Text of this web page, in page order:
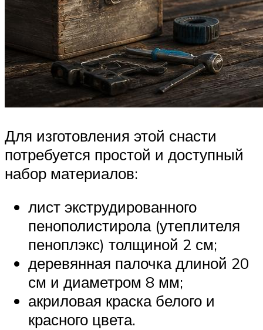
Для изготовления этой снасти
потребуется простой и доступный
набор материалов:
лист экструдированного
пенополистирола (утеплителя
пеноплэкс) толщиной 2 см;
деревянная палочка длиной 20
см и диаметром 8 мм;
акриловая краска белого и
красного цвета.